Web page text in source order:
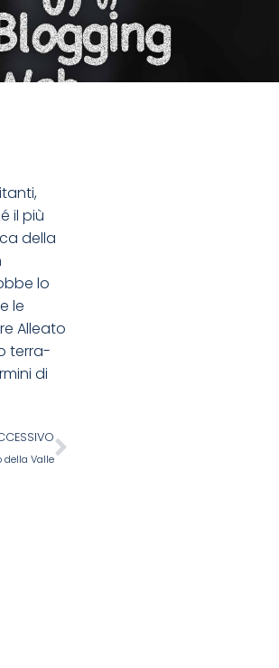
il più
della
lo
le
Alleato
terra-
di
della Valle